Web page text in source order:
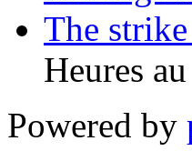
The
Heures
Powered by